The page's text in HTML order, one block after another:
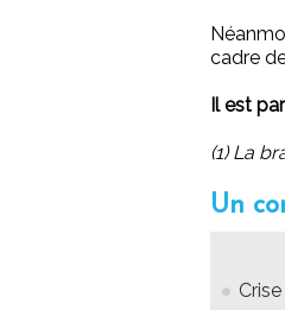
cadre
Il est
(1) La
Un